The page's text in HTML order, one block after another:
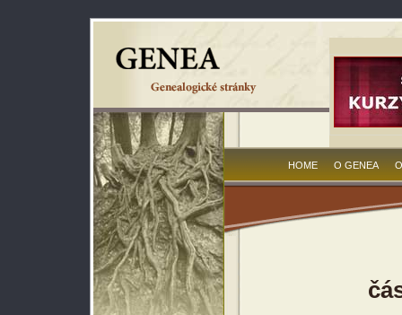
HOME O GENEA